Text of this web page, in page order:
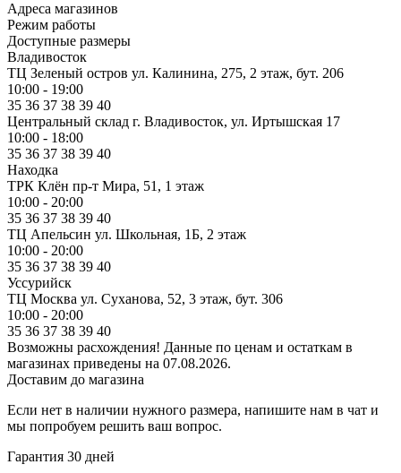
Адреса магазинов
Режим работы
Доступные размеры
Владивосток
ТЦ Зеленый остров ул. Калинина, 275, 2 этаж, бут. 206
10:00 - 19:00
35 36 37 38 39 40
Центральный склад г. Владивосток, ул. Иртышская 17
10:00 - 18:00
35 36 37 38 39 40
Находка
ТРК Клён пр-т Мира, 51, 1 этаж
10:00 - 20:00
35 36 37 38 39 40
ТЦ Апельсин ул. Школьная, 1Б, 2 этаж
10:00 - 20:00
35 36 37 38 39 40
Уссурийск
ТЦ Москва ул. Суханова, 52, 3 этаж, бут. 306
10:00 - 20:00
35 36 37 38 39 40
Возможны расхождения! Данные по ценам и остаткам в
магазинах приведены на 07.08.2026.
Доставим до магазина
Если нет в наличии нужного размера, напишите нам в чат и
мы попробуем решить ваш вопрос.
Гарантия 30 дней